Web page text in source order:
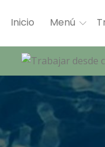
Inicio Menú